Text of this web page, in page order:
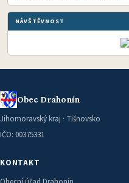
NÁVŠTĚVNOST
Obec Drahonín
Jihomoravský kraj · Tišnovsko
IČO: 00375331
KONTAKT